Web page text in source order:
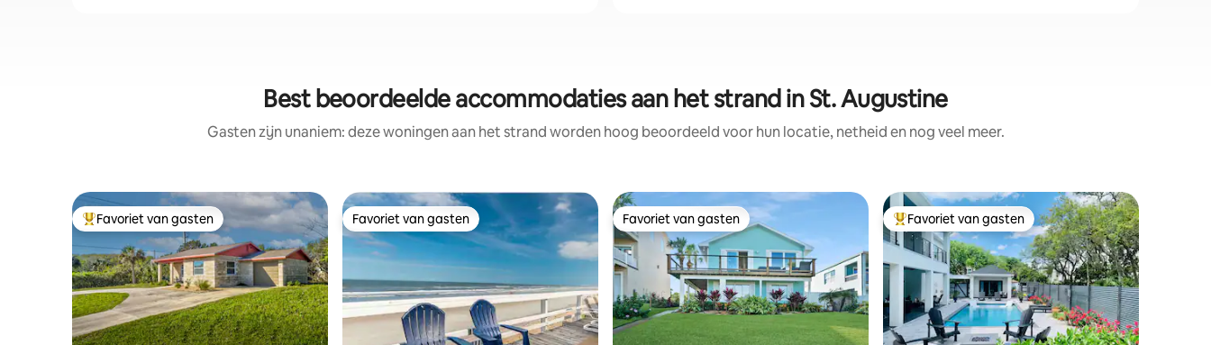
Best beoordeelde accommodaties aan het strand in St. Augustine
Gasten zijn unaniem: deze woningen aan het strand worden hoog beoordeeld voor hun locatie, netheid en nog veel meer.
Topfavoriet van gasten
Favoriet van gasten Favoriet van gasten
Favoriet van gasten Favoriet van gasten
Favoriet van gasten Topfavoriet van gasten
Favoriet van gasten